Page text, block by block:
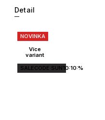
Detail
NOVINKA
Více
variant
SALECODE:SUN10:10:%